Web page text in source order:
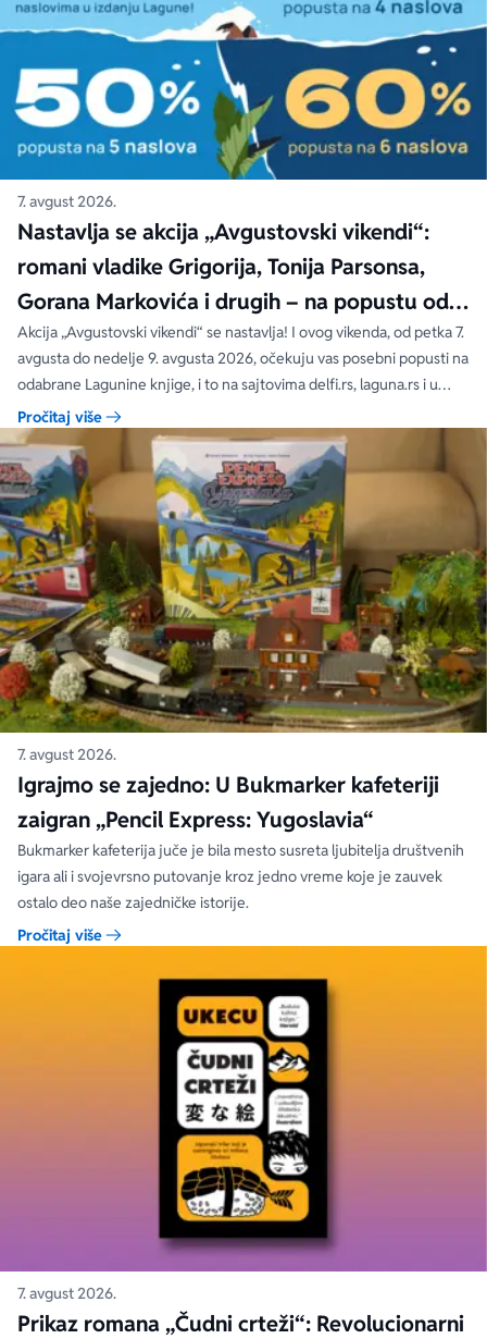
7. avgust 2026.
Nastavlja se akcija „Avgustovski vikendi“:
romani vladike Grigorija, Tonija Parsonsa,
Gorana Markovića i drugih – na popustu od
čak 40, 50 i 60%
Akcija „Avgustovski vikendi“ se nastavlja! I ovog vikenda, od petka 7.
avgusta do nedelje 9. avgusta 2026, očekuju vas posebni popusti na
odabrane Lagunine knjige, i to na sajtovima delfi.rs, laguna.rs i u
svim Delfi knjižarama.
Pročitaj više
7. avgust 2026.
Igrajmo se zajedno: U Bukmarker kafeteriji
zaigran „Pencil Express: Yugoslavia“
Bukmarker kafeterija juče je bila mesto susreta ljubitelja društvenih
igara ali i svojevrsno putovanje kroz jedno vreme koje je zauvek
ostalo deo naše zajedničke istorije.
Pročitaj više
7. avgust 2026.
Prikaz romana „Čudni crteži“: Revolucionarni